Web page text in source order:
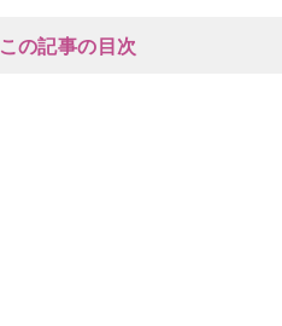
この記事の目次